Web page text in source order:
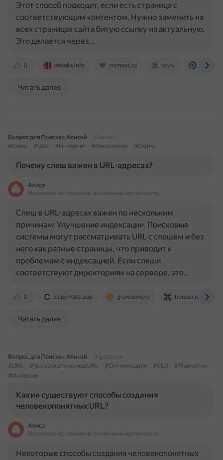
0 devaka.info mchost.ru vc.ru
Этот способ подходит, если есть страница с
соответствующим контентом. Нужно заменить на
всех страницах сайта битую ссылку на актуальную.
Это делается через…
Читать далее
Вопрос для Поиска с Алисой
4 июня
#Слеш
#URL #Интернет #Технологии #Сайты
Почему слеш важен в URL-адресах?
Алиса
На основе источников, возможны неточности
0 copymate.app g-creative.ru bureau.ru
Слеш в URL-адресах важен по нескольким
причинам: Улучшение индексации. Поисковые
системы могут рассматривать URL с слешем и без
него как разные страницы, что приводит к
проблемам с индексацией. Если слеши
соответствуют директориям на сервере, это…
Читать далее
Вопрос для Поиска с Алисой
9 февраля
#URL
#ЧеловекопонятныеURL #Оптимизация #SEO
#Маркетинг
#Интернет
Какие существуют способы создания
человекопонятных URL?
Алиса
На основе источников, возможны неточности
Некоторые способы создания человекопонятных